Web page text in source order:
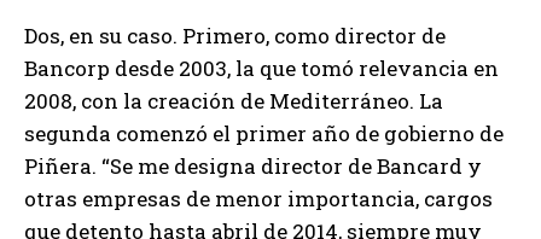
Dos, en su caso. Primero, como director de
Bancorp desde 2003, la que tomó relevancia en
2008, con la creación de Mediterráneo. La
segunda comenzó el primer año de gobierno de
Piñera. “Se me designa director de Bancard y
otras empresas de menor importancia, cargos
que detento hasta abril de 2014, siempre muy